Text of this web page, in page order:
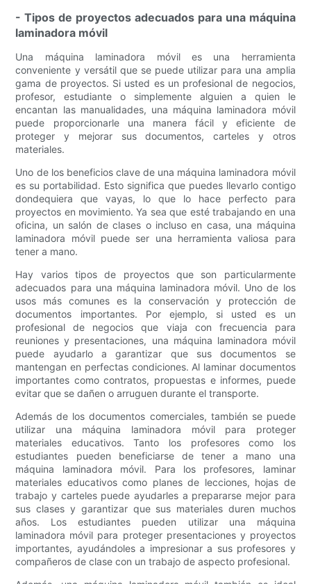
- Tipos de proyectos adecuados para una máquina
laminadora móvil
Una máquina laminadora móvil es una herramienta
conveniente y versátil que se puede utilizar para una amplia
gama de proyectos. Si usted es un profesional de negocios,
profesor, estudiante o simplemente alguien a quien le
encantan las manualidades, una máquina laminadora móvil
puede proporcionarle una manera fácil y eficiente de
proteger y mejorar sus documentos, carteles y otros
materiales.
Uno de los beneficios clave de una máquina laminadora móvil
es su portabilidad. Esto significa que puedes llevarlo contigo
dondequiera que vayas, lo que lo hace perfecto para
proyectos en movimiento. Ya sea que esté trabajando en una
oficina, un salón de clases o incluso en casa, una máquina
laminadora móvil puede ser una herramienta valiosa para
tener a mano.
Hay varios tipos de proyectos que son particularmente
adecuados para una máquina laminadora móvil. Uno de los
usos más comunes es la conservación y protección de
documentos importantes. Por ejemplo, si usted es un
profesional de negocios que viaja con frecuencia para
reuniones y presentaciones, una máquina laminadora móvil
puede ayudarlo a garantizar que sus documentos se
mantengan en perfectas condiciones. Al laminar documentos
importantes como contratos, propuestas e informes, puede
evitar que se dañen o arruguen durante el transporte.
Además de los documentos comerciales, también se puede
utilizar una máquina laminadora móvil para proteger
materiales educativos. Tanto los profesores como los
estudiantes pueden beneficiarse de tener a mano una
máquina laminadora móvil. Para los profesores, laminar
materiales educativos como planes de lecciones, hojas de
trabajo y carteles puede ayudarles a prepararse mejor para
sus clases y garantizar que sus materiales duren muchos
años. Los estudiantes pueden utilizar una máquina
laminadora móvil para proteger presentaciones y proyectos
importantes, ayudándoles a impresionar a sus profesores y
compañeros de clase con un trabajo de aspecto profesional.